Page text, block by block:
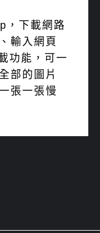
，下載網路
輸入網頁
功能，可一
部的圖片
張一張慢